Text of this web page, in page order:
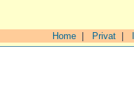
Home Privat